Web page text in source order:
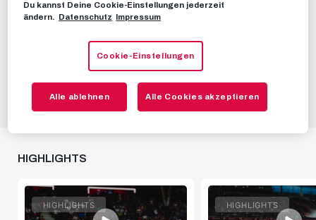
Aaronson
04. MAI 2022
HIGHLIGHTS
HIGHLIGHTS HIGHLIGHTS
Du kannst Deine Cookie-Einstellungen jederzeit
ändern.
Datenschutz Impressum
Cookie-Einstellungen
Alle ablehnen Alle Cookies akzeptieren